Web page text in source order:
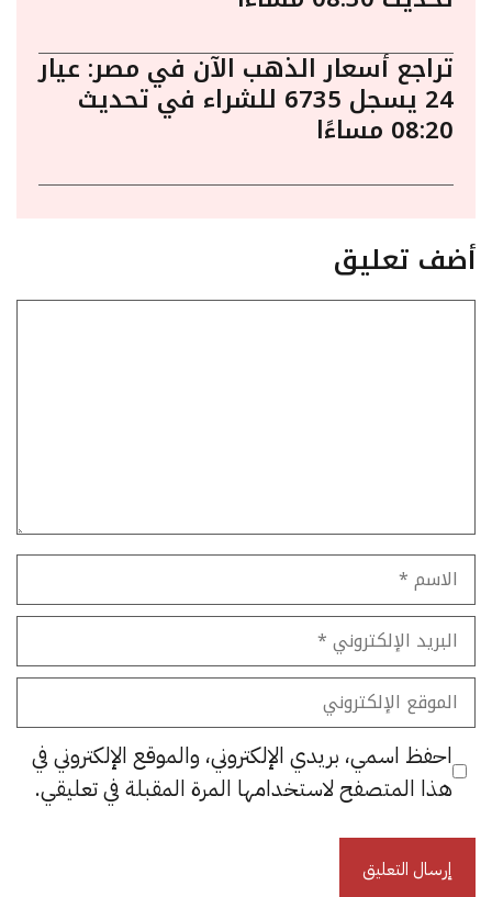
تراجع أسعار الذهب الآن في مصر: عيار
24 يسجل 6735 للشراء في تحديث
08:20 مساءًا
أضف تعليق
الاسم
البريد
الإلكتروني
الموقع
الإلكتروني
احفظ اسمي، بريدي الإلكتروني، والموقع الإلكتروني في
هذا المتصفح لاستخدامها المرة المقبلة في تعليقي.